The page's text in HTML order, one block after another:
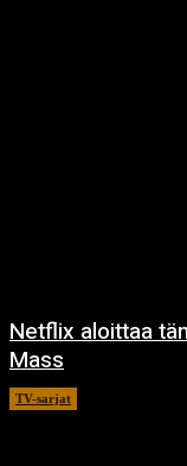
Netflix aloittaa
Mass
TV-sarjat